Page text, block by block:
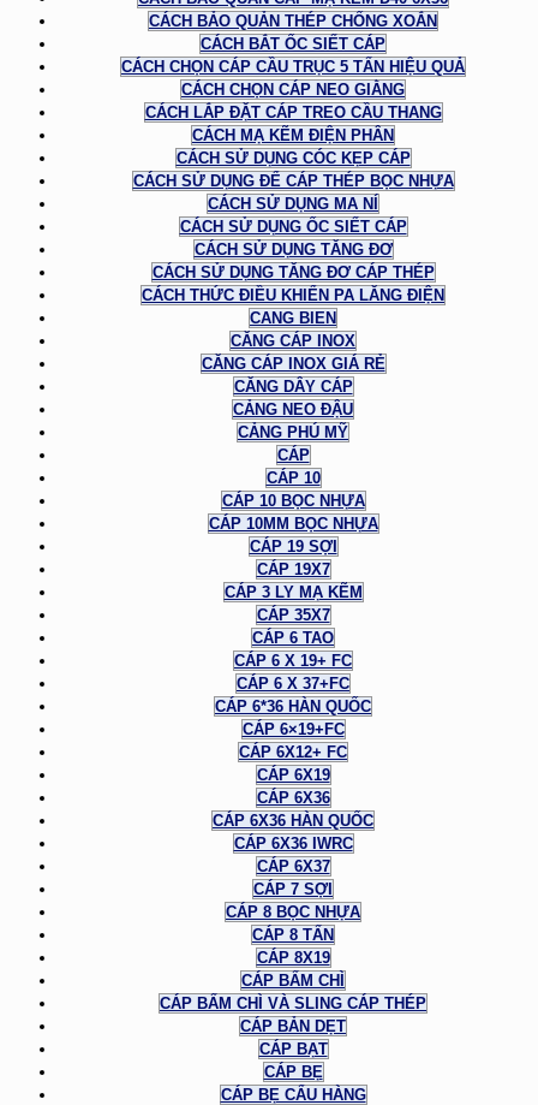
CÁCH BẢO QUẢN THÉP CHỐNG XOẮN
CÁCH BẮT ỐC SIẾT CÁP
CÁCH CHỌN CÁP CẦU TRỤC 5 TẤN HIỆU QUẢ
CÁCH CHỌN CÁP NEO GIẰNG
CÁCH LẮP ĐẶT CÁP TREO CẦU THANG
CÁCH MẠ KẼM ĐIỆN PHÂN
CÁCH SỬ DỤNG CÓC KẸP CÁP
CÁCH SỬ DỤNG ĐỂ CÁP THÉP BỌC NHỰA
CÁCH SỬ DỤNG MA NÍ
CÁCH SỬ DỤNG ỐC SIẾT CÁP
CÁCH SỬ DỤNG TĂNG ĐƠ
CÁCH SỬ DỤNG TĂNG ĐƠ CÁP THÉP
CÁCH THỨC ĐIỀU KHIỂN PA LĂNG ĐIỆN
CANG BIEN
CĂNG CÁP INOX
CĂNG CÁP INOX GIÁ RẺ
CĂNG DÂY CÁP
CẢNG NEO ĐẬU
CẢNG PHÚ MỸ
CÁP
CÁP 10
CÁP 10 BỌC NHỰA
CÁP 10MM BỌC NHỰA
CÁP 19 SỢI
CÁP 19X7
CÁP 3 LY MẠ KẼM
CÁP 35X7
CÁP 6 TAO
CÁP 6 X 19+ FC
CÁP 6 X 37+FC
CÁP 6*36 HÀN QUỐC
CÁP 6×19+FC
CÁP 6X12+ FC
CÁP 6X19
CÁP 6X36
CÁP 6X36 HÀN QUỐC
CÁP 6X36 IWRC
CÁP 6X37
CÁP 7 SỢI
CÁP 8 BỌC NHỰA
CÁP 8 TẤN
CÁP 8X19
CÁP BẤM CHÌ
CÁP BẤM CHÌ VÀ SLING CÁP THÉP
CÁP BẢN DẸT
CÁP BẠT
CÁP BẸ
CÁP BẸ CẨU HÀNG